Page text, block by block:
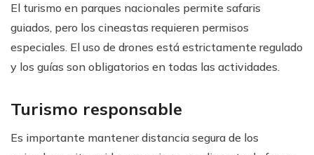
El turismo en parques nacionales permite safaris
guiados, pero los cineastas requieren permisos
especiales. El uso de drones está estrictamente regulado
y los guías son obligatorios en todas las actividades.
Turismo responsable
Es importante mantener distancia segura de los